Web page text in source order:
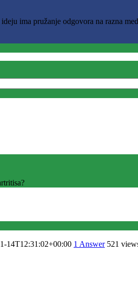
ima pružanje odgovora na razna
14T12:31:02+00:00 1 Answer 521